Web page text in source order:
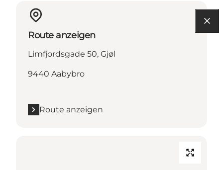
Route anzeigen
Limfjordsgade 50, Gjøl
9440 Aabybro
Route anzeigen